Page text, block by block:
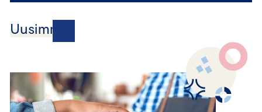
Uusimmat